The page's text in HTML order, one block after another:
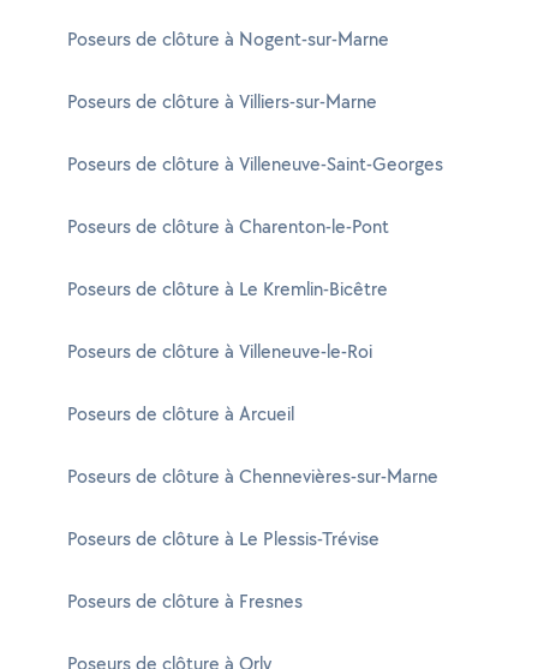
Poseurs de clôture à Nogent-sur-Marne
Poseurs de clôture à Villiers-sur-Marne
Poseurs de clôture à Villeneuve-Saint-Georges
Poseurs de clôture à Charenton-le-Pont
Poseurs de clôture à Le Kremlin-Bicêtre
Poseurs de clôture à Villeneuve-le-Roi
Poseurs de clôture à Arcueil
Poseurs de clôture à Chennevières-sur-Marne
Poseurs de clôture à Le Plessis-Trévise
Poseurs de clôture à Fresnes
Poseurs de clôture à Orly